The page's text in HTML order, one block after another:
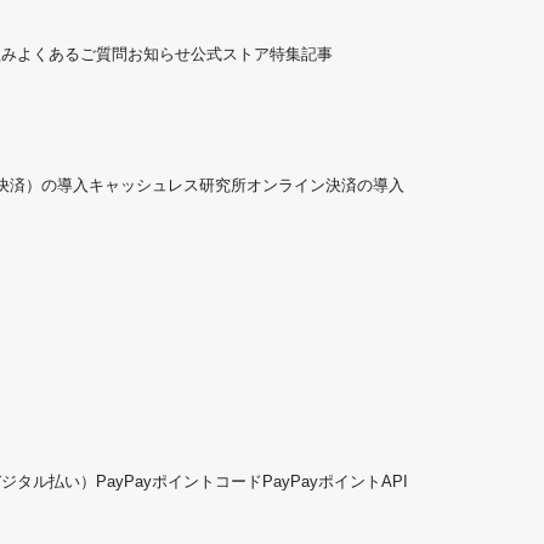
よくあるご質問お知らせ公式ストア特集記事
済）の導入 キャッシュレス研究所オンライン決済の導入
タル払い） PayPayポイントコード PayPayポイントAPI